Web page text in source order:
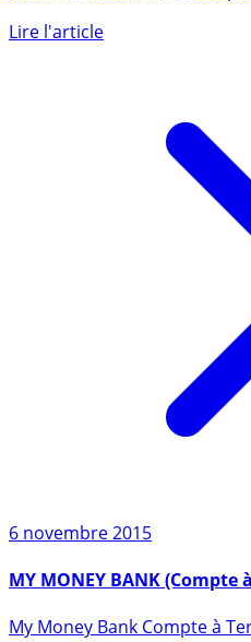
Quel est le meilleur livret
6 novembre 2015
MY MONEY BANK (Compte